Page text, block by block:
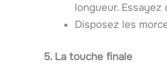
longueur. Essayez
Disposez les
5. La touche finale